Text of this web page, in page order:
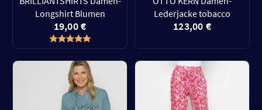
Longshirt Blumen
19,00 €
Lederjacke tobacco
123,00 €